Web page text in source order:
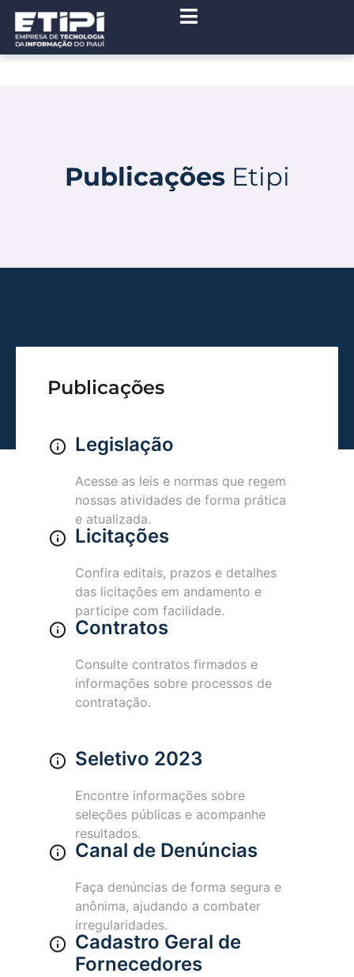
PublicaçõesEtipi
Publicações
Legislação
Acesse as leis e normas que regem
nossas atividades de forma prática
e atualizada.
Licitações
Confira editais, prazos e detalhes
das licitações em andamento e
participe com facilidade.
Contratos
Consulte contratos firmados e
informações sobre processos de
contratação.
Seletivo 2023
Encontre informações sobre
seleções públicas e acompanhe
resultados.
Canal de Denúncias
Faça denúncias de forma segura e
anônima, ajudando a combater
irregularidades.
Cadastro Geral de
Fornecedores